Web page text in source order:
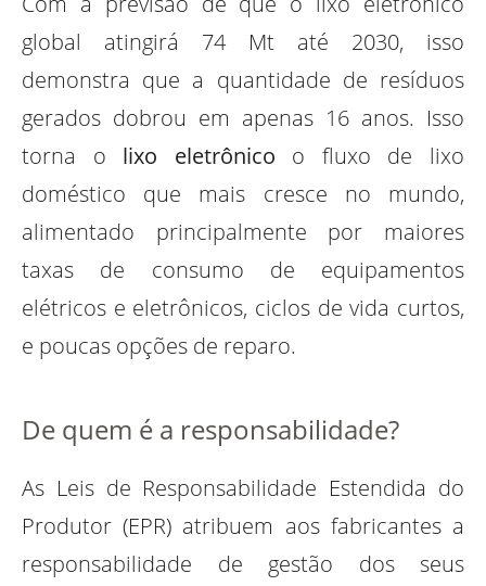
global atingirá 74 Mt até 2030, isso
demonstra que a quantidade de resíduos
gerados dobrou em apenas 16 anos. Isso
torna o lixo eletrônico o fluxo de lixo
doméstico que mais cresce no mundo,
alimentado principalmente por maiores
taxas de consumo de equipamentos
elétricos e eletrônicos, ciclos de vida curtos,
e poucas opções de reparo.
De quem é a responsabilidade?
As Leis de Responsabilidade Estendida do
Produtor (EPR) atribuem aos fabricantes a
responsabilidade de gestão dos seus